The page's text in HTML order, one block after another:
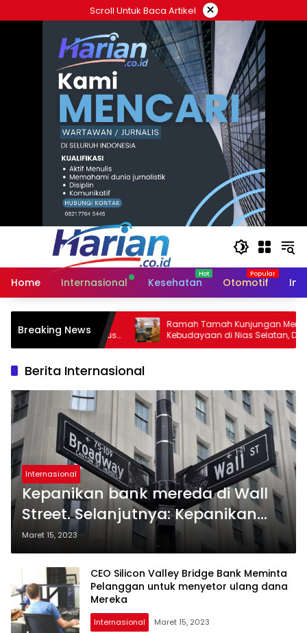
ke
Scroll Untuk Baca Artikel ×
Home Internasional Kesehatan Otomotif
Breaking News
Agustus
Ramah Tamah Kunjungan Menteri
Kebudayaan di Nias Selatan, Dorong
Pelestarian Budaya hingga Target
Berita Internasional
Internasional
Kepanikan bank mereda di Wall
Street. Selanjutnya: Kepanikan
Fed
Maret 15, 2023
CEO Silicon Valley Bridge Bank Meminta
Pelanggan untuk menyetor ulang dana
Mereka
Internasional Maret 15, 2023